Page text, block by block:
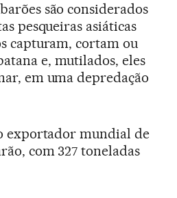
são considerados
pesqueiras asiáticas
capturam, cortam ou
e, mutilados, eles
em uma depredação
exportador mundial de
com 327 toneladas